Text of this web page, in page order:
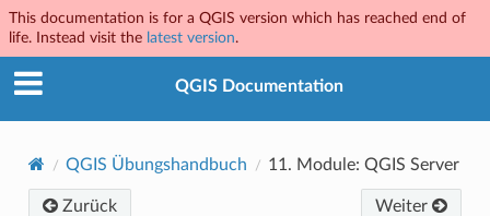
This documentation is for a QGIS version which has reached end of
life. Instead visit the latest version.
QGIS Documentation
QGIS Übungshandbuch 11. Module: QGIS Server
Zurück Weiter